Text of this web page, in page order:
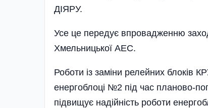
ДІЯРУ.
Усе це передує впровадженню
Хмельницької АЕС.
Роботи із заміни релейних блоків
енергоблоці №2 під час планово-
підвищує надійність роботи